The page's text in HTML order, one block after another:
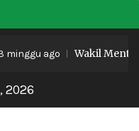
ago Wakil Menteri
2026